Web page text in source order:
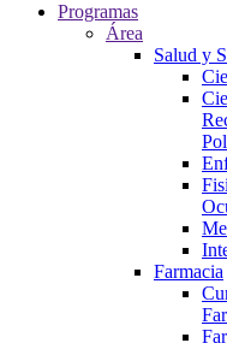
Programas
Área
Salud y
Farmacia